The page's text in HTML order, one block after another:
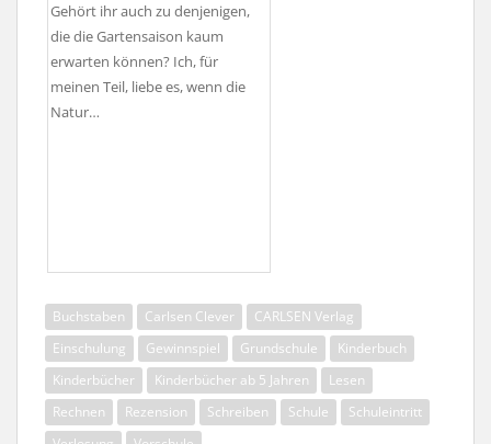
Gehört ihr auch zu denjenigen,
die die Gartensaison kaum
erwarten können? Ich, für
meinen Teil, liebe es, wenn die
Natur…
Buchstaben Carlsen Clever
CARLSEN Verlag
Einschulung
Gewinnspiel Grundschule
Kinderbuch
Kinderbücher
Kinderbücher ab 5 Jahren
Lesen
Rechnen
Rezension Schreiben Schule
Schuleintritt